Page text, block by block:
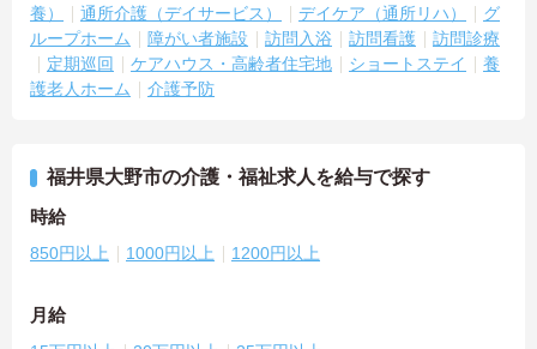
養）
通所介護（デイサービス） デイケア（通所リハ）
グ
ループホーム
障がい者施設 訪問入浴 訪問看護
訪問診療
定期巡回
ケアハウス・高齢者住宅地 ショートステイ
養
護老人ホーム
介護予防
福井県大野市の介護・福祉求人を給与で探す
時給
850円以上 1000円以上 1200円以上
月給